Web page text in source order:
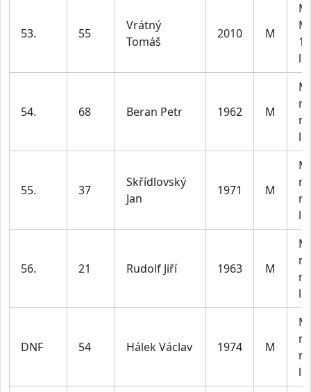
53. 55
Vrátný
Tomáš
2010 M
let
54. 68 Beran Petr 1962 M
let
55. 37
Skřídlovský
Jan
1971 M
let
56. 21 Rudolf Jiří 1963 M
let
DNF 54 Hálek Václav 1974 M
let